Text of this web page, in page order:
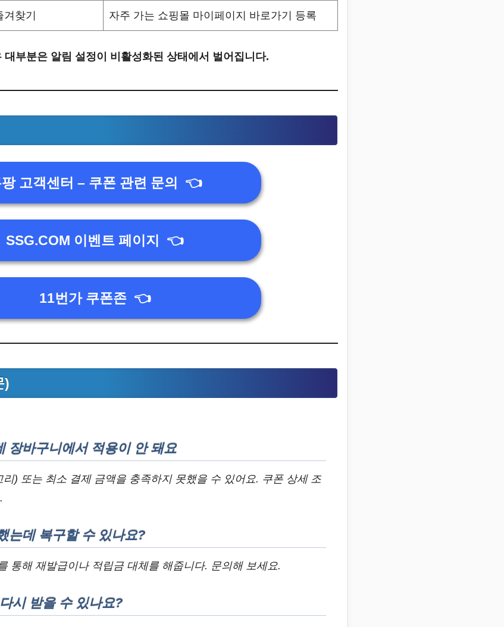
겨찾기 자주 가는 쇼핑몰 마이페이지 바로가기 등록
대부분은 알림 설정이 비활성화된 상태에서 벌어집니다.
고객센터 – 쿠폰 관련 문의 👈
SSG.COM 이벤트 페이지 👈
11번가 쿠폰존 👈
)
장바구니에서 적용이 안 돼요
) 또는 최소 결제 금액을 충족하지 못했을 수 있어요. 쿠폰 상세 조
는데 복구할 수 있나요?
통해 재발급이나 적립금 대체를 해줍니다. 문의해 보세요.
시 받을 수 있나요?